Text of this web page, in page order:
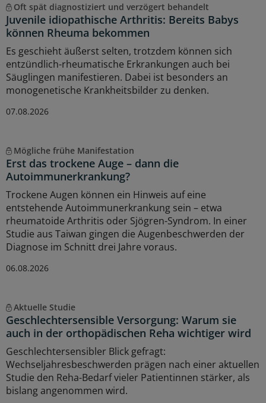
Oft spät diagnostiziert und verzögert behandelt
Juvenile idiopathische Arthritis: Bereits Babys
können Rheuma bekommen
Es geschieht äußerst selten, trotzdem können sich
entzündlich-rheumatische Erkrankungen auch bei
Säuglingen manifestieren. Dabei ist besonders an
monogenetische Krankheitsbilder zu denken.
07.08.2026
Mögliche frühe Manifestation
Erst das trockene Auge – dann die
Autoimmunerkrankung?
Trockene Augen können ein Hinweis auf eine
entstehende Autoimmunerkrankung sein – etwa
rheumatoide Arthritis oder Sjögren-Syndrom. In einer
Studie aus Taiwan gingen die Augenbeschwerden der
Diagnose im Schnitt drei Jahre voraus.
06.08.2026
Aktuelle Studie
Geschlechtersensible Versorgung: Warum sie
auch in der orthopädischen Reha wichtiger wird
Geschlechtersensibler Blick gefragt:
Wechseljahresbeschwerden prägen nach einer aktuellen
Studie den Reha-Bedarf vieler Patientinnen stärker, als
bislang angenommen wird.